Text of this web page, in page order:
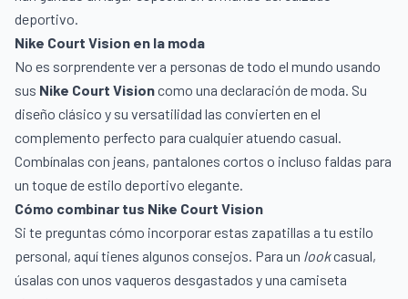
deportivo.
Nike Court Vision en la moda
No es sorprendente ver a personas de todo el mundo usando
sus Nike Court Visioncomo una declaración de moda. Su
diseño clásico y su versatilidad las convierten en el
complemento perfecto para cualquier atuendo casual.
Combínalas con jeans, pantalones cortos o incluso faldas para
un toque de estilo deportivo elegante.
Cómo combinar tus Nike Court Vision
Si te preguntas cómo incorporar estas zapatillas a tu estilo
personal, aquí tienes algunos consejos. Para un lookcasual,
úsalas con unos vaqueros desgastados y una camiseta